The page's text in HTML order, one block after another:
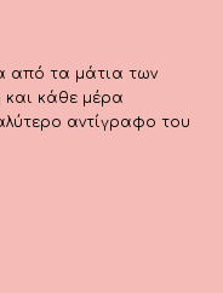
από τα μάτια των
και κάθε μέρα
αντίγραφο του